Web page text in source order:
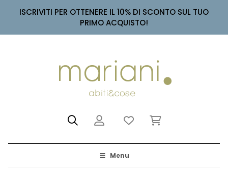
ISCRIVITI PER OTTENERE IL 10% DI SCONTO SUL TUO
PRIMO ACQUISTO!
Menu